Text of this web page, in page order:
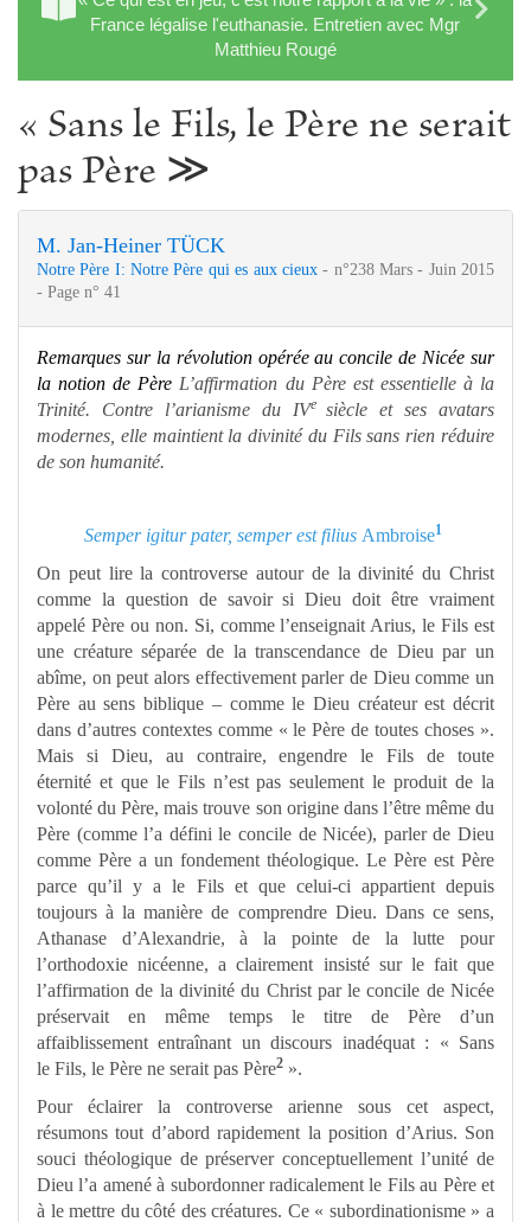
France légalise l'euthanasie. Entretien avec Mgr
Matthieu Rougé
« Sans le Fils, le Père ne serait
pas Père ≫
M. Jan-Heiner TÜCK
Notre Père I: Notre Père qui es aux cieux- n°238 Mars - Juin 2015
- Page n° 41
Remarques sur la révolution opérée au concile de Nicée sur
la notion de Père L’affirmation du Père est essentielle à la
Trinité. Contre l’arianisme du IVe siècle et ses avatars
modernes, elle maintient la divinité du Fils sans rien réduire
de son humanité.
Semper igitur pater, semper est filius Ambroise1
On peut lire la controverse autour de la divinité du Christ
comme la question de savoir si Dieu doit être vraiment
appelé Père ou non. Si, comme l’enseignait Arius, le Fils est
une créature séparée de la transcendance de Dieu par un
abîme, on peut alors effectivement parler de Dieu comme un
Père au sens biblique – comme le Dieu créateur est décrit
dans d’autres contextes comme « le Père de toutes choses ».
Mais si Dieu, au contraire, engendre le Fils de toute
éternité et que le Fils n’est pas seulement le produit de la
volonté du Père, mais trouve son origine dans l’être même du
Père (comme l’a défini le concile de Nicée), parler de Dieu
comme Père a un fondement théologique. Le Père est Père
parce qu’il y a le Fils et que celui-ci appartient depuis
toujours à la manière de comprendre Dieu. Dans ce sens,
Athanase d’Alexandrie, à la pointe de la lutte pour
l’orthodoxie nicéenne, a clairement insisté sur le fait que
l’affirmation de la divinité du Christ par le concile de Nicée
préservait en même temps le titre de Père d’un
affaiblissement entraînant un discours inadéquat : « Sans
le Fils, le Père ne serait pas Père2 ».
Pour éclairer la controverse arienne sous cet aspect,
résumons tout d’abord rapidement la position d’Arius. Son
souci théologique de préserver conceptuellement l’unité de
Dieu l’a amené à subordonner radicalement le Fils au Père et
à le mettre du côté des créatures. Ce « subordinationisme » a